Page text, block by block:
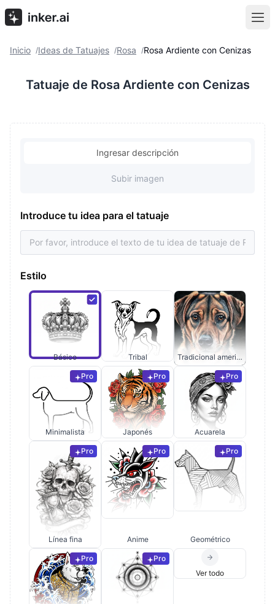
Inicio /Ideas de Tatuajes /Rosa /Rosa Ardiente con Cenizas
Tatuaje de Rosa Ardiente con Cenizas
Ingresar descripción
Subir imagen
Introduce tu idea para el tatuaje
Estilo
Básico Tribal Tradicional americano
Pro
Minimalista
Pro
Japonés
Pro
Acuarela
Pro
Línea fina
Pro
Anime
Pro
Geométrico
Pro Pro
Ver todo